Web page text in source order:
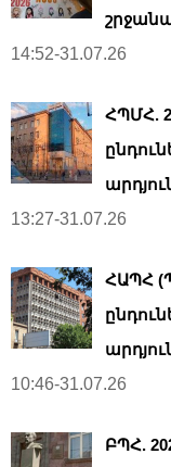
14:52-31.07.26
ՀՊՄՀ.
13:27-31.07.26
ՀԱՊՀ
10:46-31.07.26
ԲՊՀ.